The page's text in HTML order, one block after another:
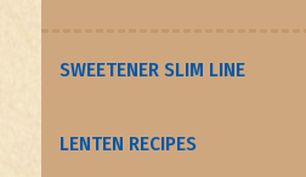
SWEETENER SLIM LINE
LENTEN RECIPES